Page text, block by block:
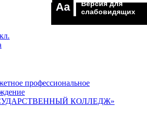
Aa
Версия для
слабовидящих
профессиональное
КОЛЛЕДЖ»